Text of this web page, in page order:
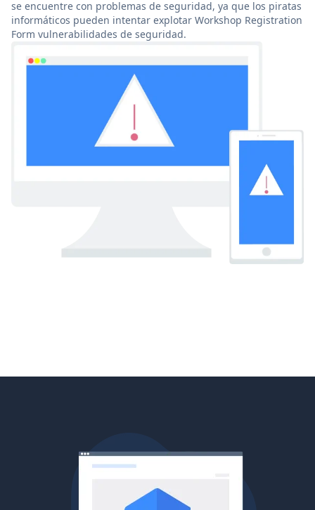
se encuentre con problemas de seguridad, ya que los piratas
informáticos pueden intentar explotar Workshop Registration
Form vulnerabilidades de seguridad.